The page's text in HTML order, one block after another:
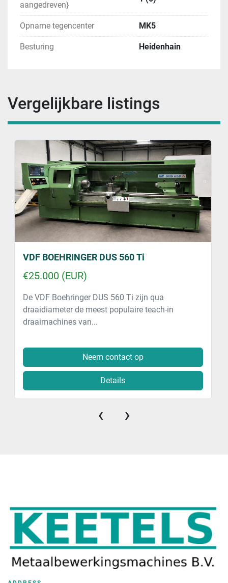
aangedreven}
Opname tegencenter MK5
Besturing Heidenhain
Vergelijkbare listings
VDF BOEHRINGER DUS 560 Ti
€25.000 (EUR)
De VDF Boehringer DUS 560 Ti zijn qua
draaidiameter de meest populaire teach-in
draaimachines van...
Neem contact op
Details
‹ ›